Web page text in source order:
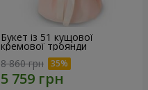
Букет із 51 кущової
кремової троянди
8 860 грн